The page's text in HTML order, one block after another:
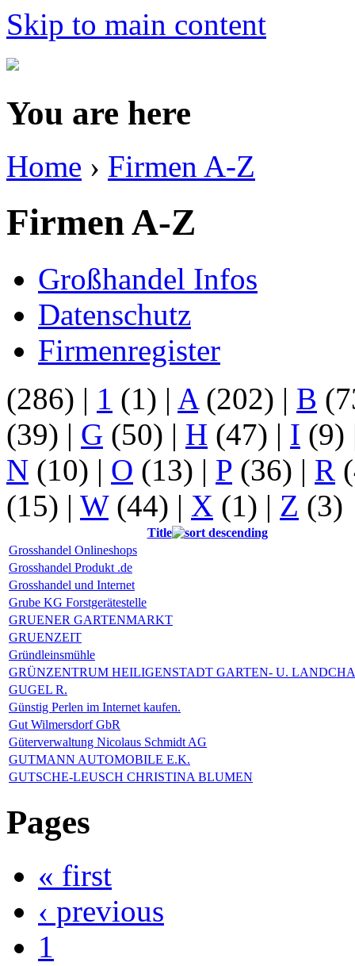
Skip to main content
You are here
Home › Firmen A-Z
Firmen A-Z
Großhandel Infos
Datenschutz
Firmenregister
(286) | 1 (1) | A(202) | B
(39) | G (50) | H (47) | I (9)
N (10) | O (13) | P (36) | R
(15) | W(44) | X (1) | Z (3)
Title
Grosshandel Onlineshops
Grosshandel Produkt .de
Grosshandel und Internet
Grube KG Forstgerätestelle
GRUENER GARTENMARKT
GRUENZEIT
Gründleinsmühle
GRÜNZENTRUM HEILIGENSTADT GARTEN- U.
GUGEL R.
Günstig Perlen im Internet kaufen.
Gut Wilmersdorf GbR
Güterverwaltung Nicolaus Schmidt AG
GUTMANN AUTOMOBILE E.K.
GUTSCHE-LEUSCH CHRISTINA BLUMEN
Pages
« first
‹ previous
1